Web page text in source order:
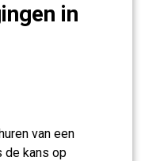
in
van een
de kans op